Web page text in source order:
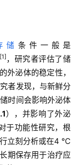
储 条件一般是
[1] ，研究者评估了储
泌体的稳定性，
者发现，与新鲜分
时间会影响外泌体
），并影响了外泌
于功能性研究，根
立刻分析或在4 ℃
期保存用于治疗应